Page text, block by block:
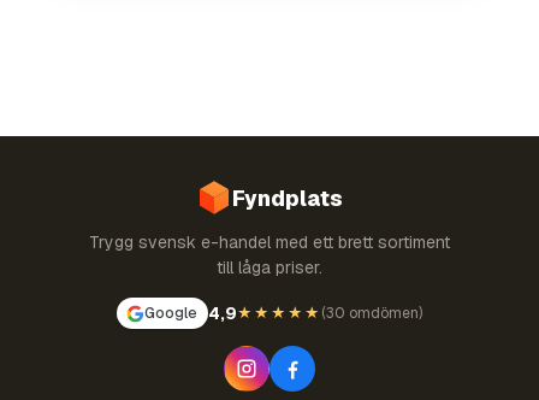
Fyndplats
Trygg svensk e-handel med ett brett sortiment
till låga priser.
Google 4,9★★★★★ (30 omdömen)